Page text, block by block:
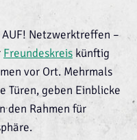
AUF! Netzwerktreffen –
Freundeskreis künftig
vor Ort. Mehrmals
Türen, geben Einblicke
den Rahmen für